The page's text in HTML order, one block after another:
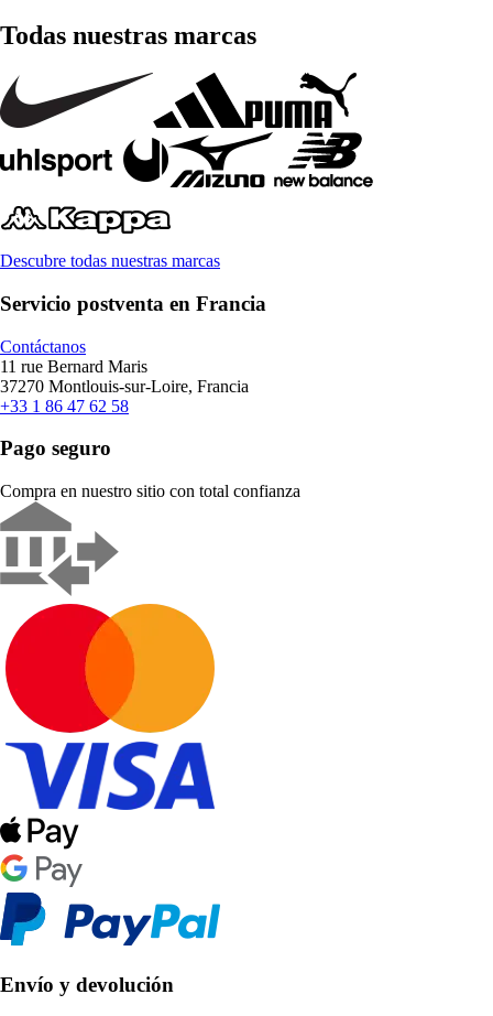
Todas nuestras marcas
Descubre todas nuestras marcas
Servicio postventa en Francia
Contáctanos
11 rue Bernard Maris
37270 Montlouis-sur-Loire, Francia
+33 1 86 47 62 58
Pago seguro
Compra en nuestro sitio con total confianza
Envío y devolución